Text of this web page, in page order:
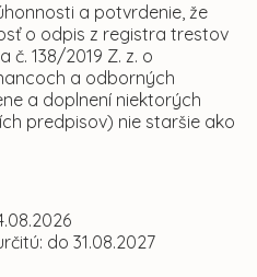
a potvrdenie, že
o odpis z registra trestov
č. 138/2019 Z. z. o
a odborných
a doplnení niektorých
predpisov) nie staršie ako
do 31.08.2027